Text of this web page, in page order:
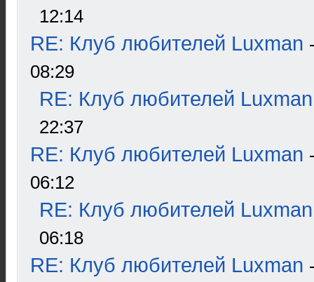
12:14
RE: Клуб любителей Luxman
08:29
RE: Клуб любителей Luxman
22:37
RE: Клуб любителей Luxman
06:12
RE: Клуб любителей Luxman
06:18
RE: Клуб любителей Luxman